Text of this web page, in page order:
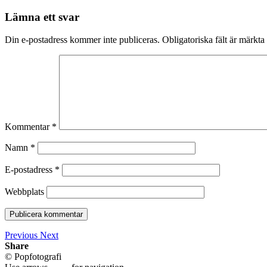
Lämna ett svar
Din e-postadress kommer inte publiceras. Obligatoriska fält är märkta
Kommentar *
Namn *
E-postadress *
Webbplats
Previous Next
Share
© Popfotografi